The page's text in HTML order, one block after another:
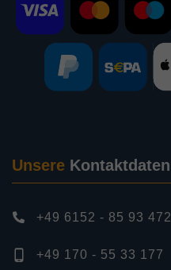
Unsere Kontaktdaten
+49 6152 - 85 93 472
+49 170 - 55 33 177